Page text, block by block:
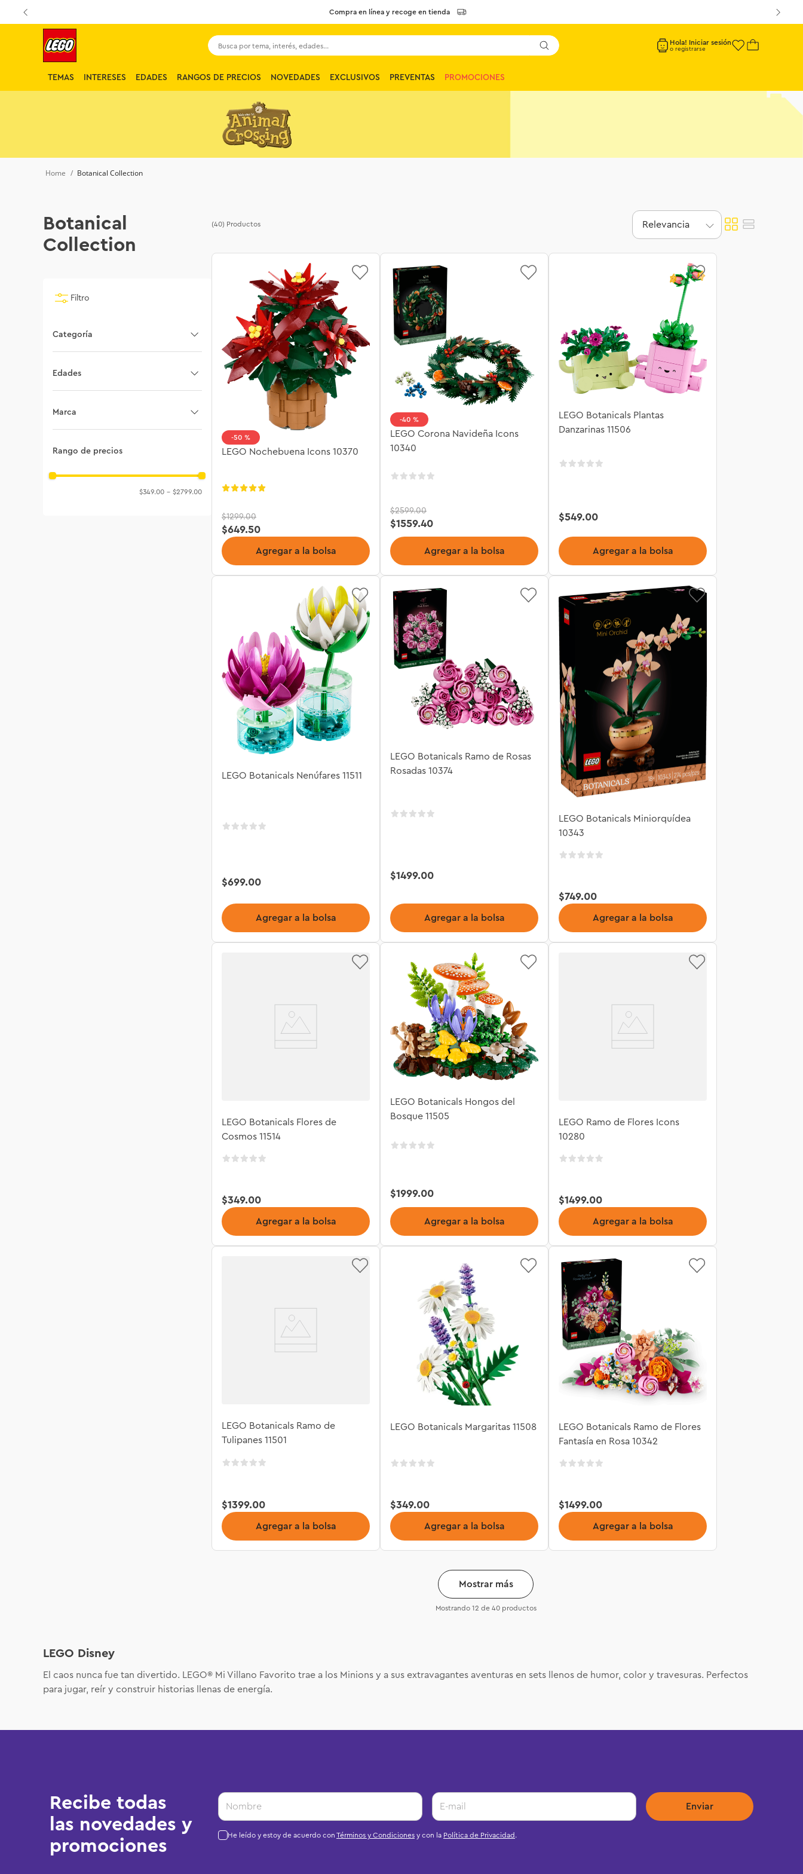
Compra en línea y recoge en tienda
Busca por tema, interés, edades... Hola! Iniciar sesión
TEMAS INTERESES EDADES RANGOS DE PRECIOS NOVEDADES EXCLUSIVOS PREVENTAS PROMOCIONES
Botanical Collection
Botanical
Collection
Filtro
Categoría
Creator Expert
Edades
9+
Marca
Rango de precios
$349.00 – $2799.00
(40) Productos Relevancia
50 %
LEGO Nochebuena Icons 10370
$1299.00
$649.50
Agregar a la bolsa
40 %
LEGO Corona Navideña Icons
10340
$2599.00
$1559.40
Agregar a la bolsa
LEGO Botanicals Plantas
Danzarinas 11506
$549.00
Agregar a la bolsa
LEGO Botanicals Nenúfares 11511
$699.00
Agregar a la bolsa
LEGO Botanicals Ramo de Rosas
Rosadas 10374
$1499.00
Agregar a la bolsa
LEGO Botanicals Miniorquídea
10343
$749.00
Agregar a la bolsa
LEGO Botanicals Flores de
Cosmos 11514
$349.00
Agregar a la bolsa
LEGO Botanicals Hongos del
Bosque 11505
$1999.00
Agregar a la bolsa
LEGO Ramo de Flores Icons
10280
$1499.00
Agregar a la bolsa
LEGO Botanicals Ramo de
Tulipanes 11501
$1399.00
Agregar a la bolsa
LEGO Botanicals Margaritas 11508
$349.00
Agregar a la bolsa
LEGO Botanicals Ramo de Flores
Fantasía en Rosa 10342
$1499.00
Agregar a la bolsa
Mostrar más
Mostrando 12 de 40productos
LEGO Disney
El caos nunca fue tan divertido. LEGO® Mi Villano Favorito trae a los Minions y a sus extravagantes aventuras en sets llenos de humor, color y travesuras. Perfectos
para jugar, reír y construir historias llenas de energía.
Recibe todas
las novedades y
promociones
Enviar
He leído y estoy de acuerdo con Términos y Condiciones y con la Política de Privacidad .